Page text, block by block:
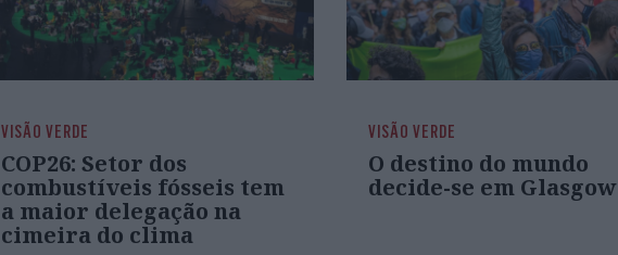
VISÃO VERDE
COP26: Setor dos
combustíveis fósseis tem
a maior delegação na
cimeira do clima
VISÃO VERDE
O destino do mundo
decide-se em Glasgow